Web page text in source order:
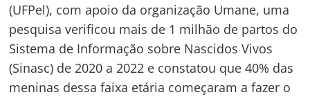
(UFPel), com apoio da organização Umane, uma
pesquisa verificou mais de 1 milhão de partos do
Sistema de Informação sobre Nascidos Vivos
(Sinasc) de 2020 a 2022 e constatou que 40% das
meninas dessa faixa etária começaram a fazer o